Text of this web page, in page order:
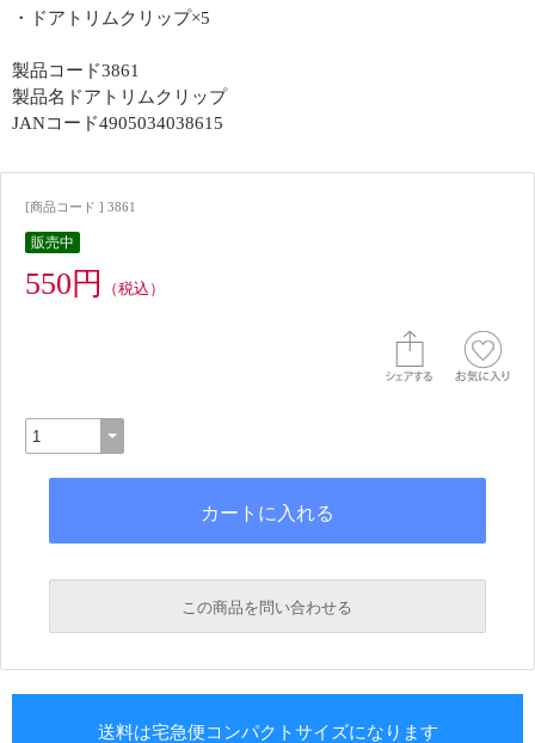
・ドアトリムクリップ×5
製品コード3861
製品名ドアトリムクリップ
JANコード4905034038615
[商品コード ] 3861
販売中
550円 （税込）
この商品を問い合わせる
送料は宅急便コンパクトサイズになります